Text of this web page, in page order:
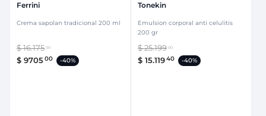
Ferrini
Crema sapolan tradicional 200 ml
$16.175 00
$ 970500 -40%
Tonekin
Emulsion corporal anti celulitis
200 gr
$25.199 00
$ 15.11940 -40%